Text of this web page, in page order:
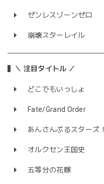
ゼンレスゾーンゼロ
崩壊スターレイル
＼ 注目タイトル ／
どこでもいっしょ
Fate/Grand Order
あんさんぶるスターズ！
オルクセン王国史
五等分の花嫁